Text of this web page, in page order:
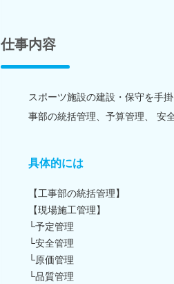
仕事内容
スポーツ施設の建設・保守を手
事部の統括管理、予算管理、 安
具体的には
【工事部の統括管理】
【現場施工管理】
└予定管理
└安全管理
└原価管理
└品質管理